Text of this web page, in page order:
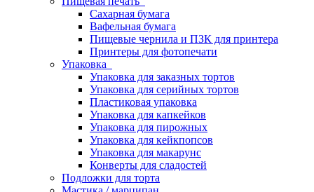
Сахарная бумага
Вафельная бумага
Пищевые чернила и ПЗК для принтера
Принтеры для фотопечати
Упаковка
Упаковка для заказных тортов
Упаковка для серийных тортов
Пластиковая упаковка
Упаковка для капкейков
Упаковка для пирожных
Упаковка для кейкпопсов
Упаковка для макарунс
Конверты для сладостей
Подложки для торта